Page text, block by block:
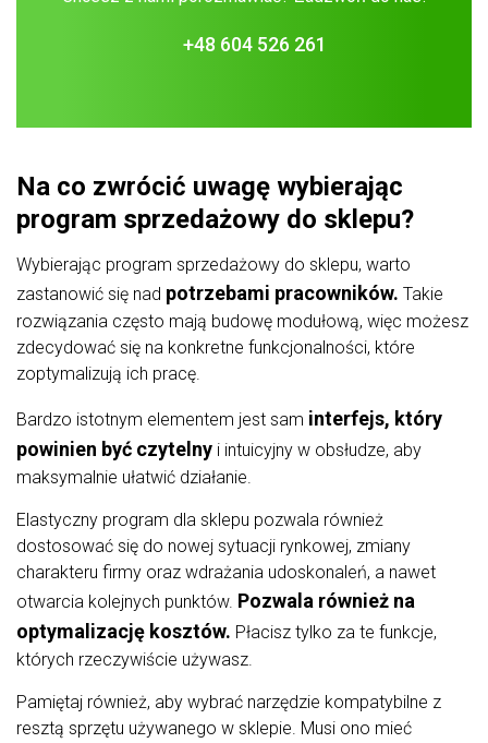
+48 604 526 261
Na co zwrócić uwagę wybierając
program sprzedażowy do sklepu?
Wybierając program sprzedażowy do sklepu, warto
zastanowić się nad potrzebami pracowników. Takie
rozwiązania często mają budowę modułową, więc możesz
zdecydować się na konkretne funkcjonalności, które
zoptymalizują ich pracę.
Bardzo istotnym elementem jest sam interfejs, który
powinien być czytelny i intuicyjny w obsłudze, aby
maksymalnie ułatwić działanie.
Elastyczny program dla sklepu pozwala również
dostosować się do nowej sytuacji rynkowej, zmiany
charakteru firmy oraz wdrażania udoskonaleń, a nawet
otwarcia kolejnych punktów. Pozwala również na
optymalizację kosztów. Płacisz tylko za te funkcje,
których rzeczywiście używasz.
Pamiętaj również, aby wybrać narzędzie kompatybilne z
resztą sprzętu używanego w sklepie. Musi ono mieć